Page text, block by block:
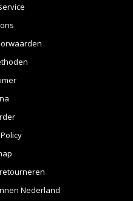
Nederland